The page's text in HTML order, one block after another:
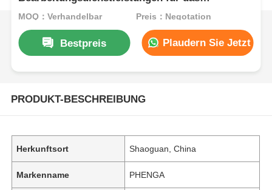
Schneiden, Biegen, Schweißen und Stanzen von
MOQ：Verhandelbar Preis：Negotation
Bestpreis Plaudern Sie Jetzt
PRODUKT-BESCHREIBUNG
Herkunftsort Shaoguan, China
Markenname PHENGA